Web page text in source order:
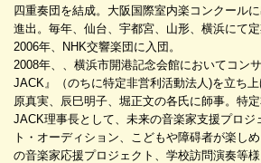
四重奏団を結成。大阪国際室内楽コンクール
進出。毎年、仙台、宇都宮、山形、横浜にて定
2006年、NHK交響楽団に入団。
2008年、、横浜市開港記念会館においてコン
JACK』（のちに特定非営利活動法人)を立ち
原真実、辰巳明子、堀正文の各氏に師事。特
JACK理事長として、未来の音楽家支援プロジ
ト・オーディション、こどもや障碍者が楽し
の音楽家応援プロジェクト、学校訪問演奏等